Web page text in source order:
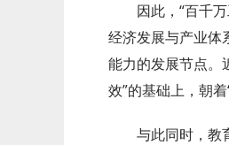
因此，“百千
经济发展与产业体
能力的发展节点。
效”的基础上，朝着
与此同时，教